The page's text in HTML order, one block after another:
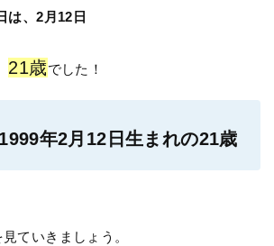
は、2月12日
21歳でした！
年2月12日生まれの21歳
見ていきましょう。